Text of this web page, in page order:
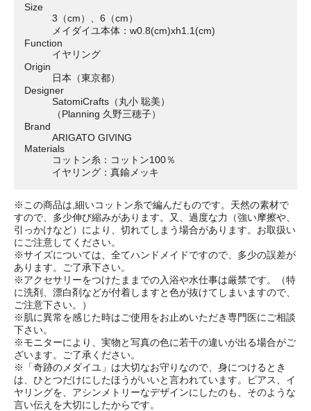
Size
3（cm）、6（cm）
メイダイユ本体：w0.8(cm)xh1.1(cm)
Function
イヤリング
Origin
日本（東京都）
Designer
SatomiCrafts（丸小 聡美）
（Planning 久野三穂子）
Brand
ARIGATO GIVING
Materials
コットン糸：コットン100％
イヤリング：真鍮メッキ
※この商品は,細いコットン糸で編んだものです。天然の素材で
すので、多少伸び縮みがあります。又、過度な力（強い摩擦や、
引っかけなど）により、切れてしまう場合があります。お取扱い
にご注意してください。
※サイズについては、全てハンドメイドですので、多少の誤差が
あります。ご了承下さい。
※アクセサリーをつけたままでの入浴や水仕事は厳禁です。（特
に洗剤、漂白剤などが付着しますと色が抜けてしまいますので、
ご注意下さい。）
※肌に異常を感じた時はご使用をお止めいただき専門医にご相談
下さい。
※モニターにより、実物と写真の色に若干の違いが出る場合がご
ざいます。ご了承ください。
※「奇跡のメダイユ」は大切なお守りなので、身につけるとき
は、ひとつだけにしたほうがいいと言われています。ピアス、イ
ヤリングを、アシンメトリーなデザインにしたのも、そのような
言い伝えを大切にしたからです。